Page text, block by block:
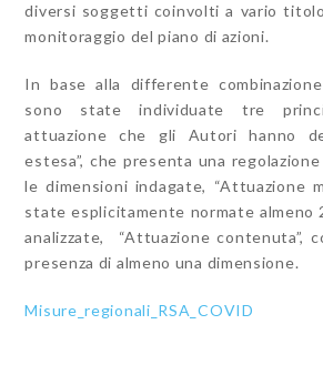
diversi soggetti coinvolti a vario
monitoraggio del piano di azioni.
In base alla differente
sono state individuate tre
attuazione che gli Autori hanno
estesa”, che presenta una
le dimensioni indagate, “Attuazione
state esplicitamente normate almeno
analizzate, “Attuazione contenuta”,
presenza di almeno una dimensione.
Misure_regionali_RSA_COVID